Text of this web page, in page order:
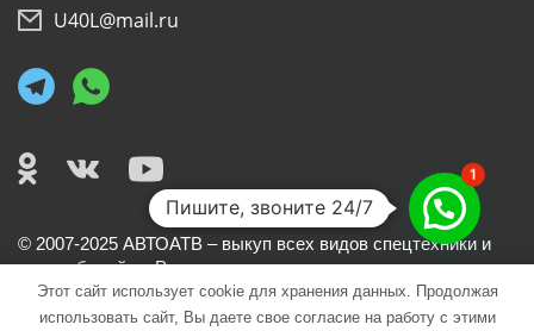
U40L@mail.ru
© 2007-2025 АВТОАТВ – выкуп всех видов спецтехники и
автомобилей по России
ООО «Веб Лоджистик» ИНН 7722368365
1
Пишите, звоните 24/7
Этот сайт использует cookie для хранения данных. Продолжая
использовать сайт, Вы даете свое согласие на работу с этими